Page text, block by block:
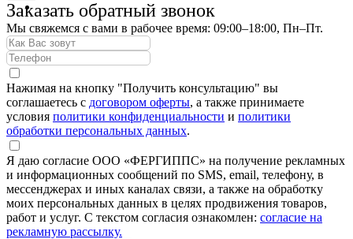
Заказать обратный звонок
Мы свяжемся с вами в рабочее время: 09:00–18:00, Пн–Пт.
Нажимая на кнопку "Получить консультацию" вы
соглашаетесь с договором оферты, а также принимаете
условия политики конфиденциальности и политики
обработки персональных данных.
Я даю согласие ООО «ФЕРГИППС» на получение рекламных
и информационных сообщений по SMS, email, телефону, в
мессенджерах и иных каналах связи, а также на обработку
моих персональных данных в целях продвижения товаров,
работ и услуг. С текстом согласия ознакомлен: согласие на
рекламную рассылку.